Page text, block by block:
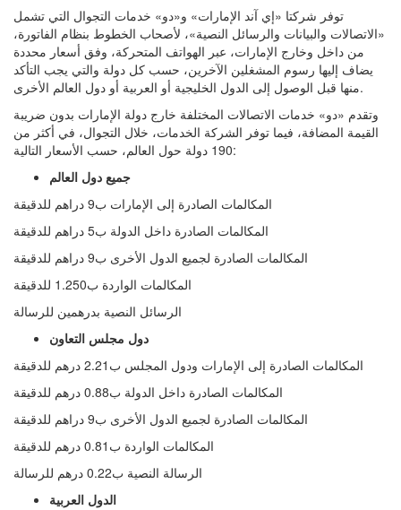
توفر شركتا «إي آند الإمارات» و«دو» خدمات التجوال التي تشمل
«الاتصالات والبيانات والرسائل النصية»، لأصحاب الخطوط بنظام الفاتورة،
من داخل وخارج الإمارات، عبر الهواتف المتحركة، وفق أسعار محددة
يضاف إليها رسوم المشغلين الآخرين، حسب كل دولة والتي يجب التأكد
منها قبل الوصول إلى الدول الخليجية أو العربية أو دول العالم الأخرى.
وتقدم «دو» خدمات الاتصالات المختلفة خارج دولة الإمارات بدون ضريبة
القيمة المضافة، فيما توفر الشركة الخدمات، خلال التجوال، في أكثر من
190 دولة حول العالم، حسب الأسعار التالية:
جميع دول العالم
المكالمات الصادرة إلى الإمارات ب9 دراهم للدقيقة
المكالمات الصادرة داخل الدولة ب5 دراهم للدقيقة
المكالمات الصادرة لجميع الدول الأخرى ب9 دراهم للدقيقة
المكالمات الواردة ب1.250 للدقيقة
الرسائل النصية بدرهمين للرسالة
دول مجلس التعاون
المكالمات الصادرة إلى الإمارات ودول المجلس ب2.21 درهم للدقيقة
المكالمات الصادرة داخل الدولة ب0.88 درهم للدقيقة
المكالمات الصادرة لجميع الدول الأخرى ب9 دراهم للدقيقة
المكالمات الواردة ب0.81 درهم للدقيقة
الرسالة النصية ب0.22 درهم للرسالة
الدول العربية